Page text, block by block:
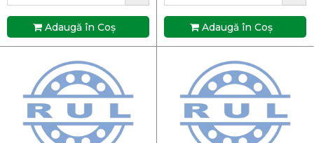
Adaugă în Coş Adaugă în Coş